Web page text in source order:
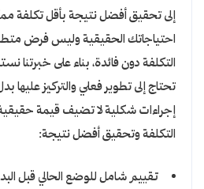
إلى تحقيق أفضل نتيجة بأقل تكلفة
احتياجاتك الحقيقية وليس فرض
التكلفة دون فائدة، بناء على خبرتنا
تحتاج إلى تطوير فعلي والتركيز
إجراءات شكلية لا تضيف قيمة
التكلفة وتحقيق أفضل نتيجة:
تقييم شامل للوضع الحالي قبل